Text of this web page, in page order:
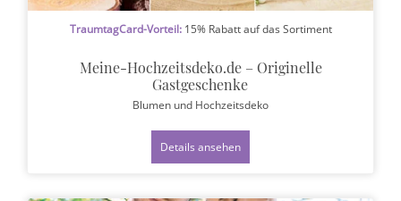
TraumtagCard-Vorteil:15% Rabatt auf das Sortiment
Meine-Hochzeitsdeko.de – Originelle
Gastgeschenke
Blumen und Hochzeitsdeko
Details ansehen